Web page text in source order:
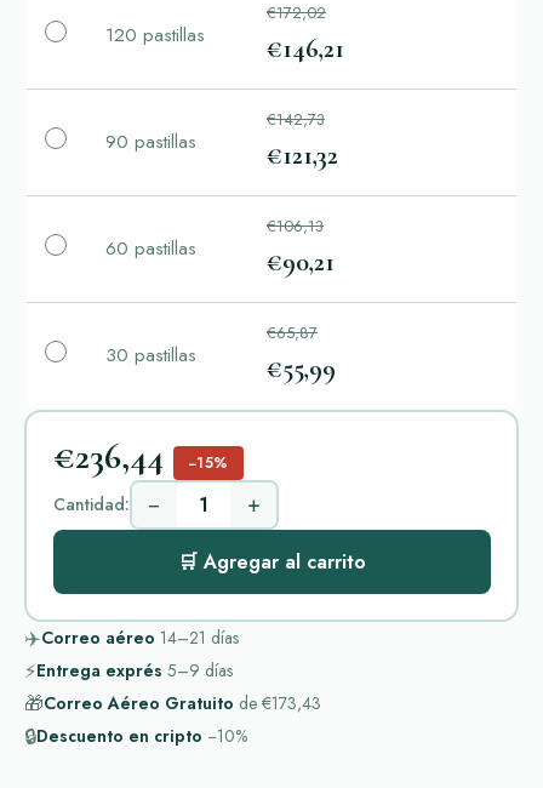
120 pastillas
€172,02
€146,21
90 pastillas
€142,73
€121,32
60 pastillas
€106,13
€90,21
30 pastillas
€65,87
€55,99
€236,44 −15%
Cantidad: − +
🛒 Agregar al carrito
✈️Correo aéreo 14–21 días
⚡Entrega exprés 5–9 días
🎁Correo Aéreo Gratuito de €173,43
🔒Descuento en cripto −10%